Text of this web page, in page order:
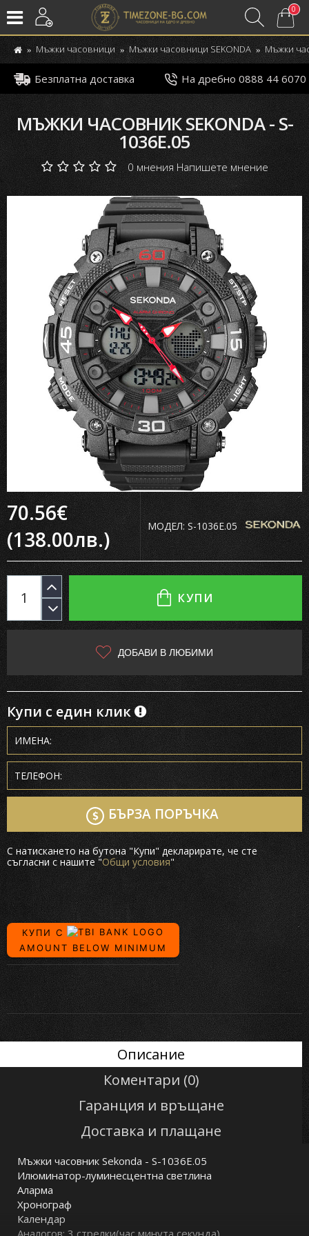
0
Мъжки часовници Мъжки часовници SEKONDA Мъжки
Безплатна доставка На дребно 0888 44 6070
МЪЖКИ ЧАСОВНИК SEKONDA - S-
1036E.05
0 мнения Напишете мнение
70.56€
(138.00лв.)
МОДЕЛ:S-1036E.05
КУПИ
ДОБАВИ В ЛЮБИМИ
Купи с един клик
БЪРЗА ПОРЪЧКА
С натискането на бутона "Купи" декларирате, че сте
съгласни с нашите "Общи условия"
КУПИ С
AMOUNT BELOW MINIMUM
Описание
Коментари (0)
Гаранция и връщане
Доставка и плащане
Мъжки часовник Sekonda - S-1036E.05
Илюминатор-луминесцентна светлина
Аларма
Хронограф
Календар